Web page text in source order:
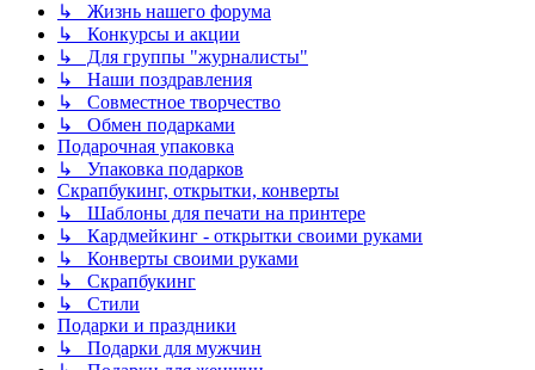
↳ Жизнь нашего форума
↳ Конкурсы и акции
↳ Для группы "журналисты"
↳ Наши поздравления
↳ Совместное творчество
↳ Обмен подарками
Подарочная упаковка
↳ Упаковка подарков
Скрапбукинг, открытки, конверты
↳ Шаблоны для печати на принтере
↳ Кардмейкинг - открытки своими руками
↳ Конверты своими руками
↳ Скрапбукинг
↳ Стили
Подарки и праздники
↳ Подарки для мужчин